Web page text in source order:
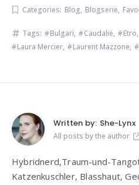
Categories: Blog, Blogserie,
Tags: Bulgari, Caudalie, Etro,
Laura Mercier, Laurent Mazzone,
Written by: She-Lynx
All posts by the author
Hybridnerd,Traum-und-
Katzenkuschler, Blasshaut,